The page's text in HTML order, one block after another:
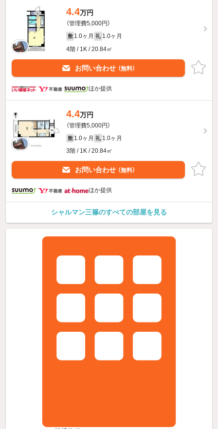
4.4万円
（管理費5,000円）
敷 1.0ヶ月 礼 1.0ヶ月
4階 / 1K / 20.84㎡
お問い合わせ （無料）
ほか提供
4.4万円
（管理費5,000円）
敷 1.0ヶ月 礼 1.0ヶ月
3階 / 1K / 20.84㎡
お問い合わせ （無料）
ほか提供
シャルマン三篠のすべての部屋を見る